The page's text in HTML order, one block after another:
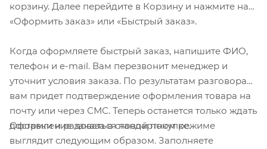
корзину. Далее перейдите в Корзину и нажмите на
«Оформить заказ» или «Быстрый заказ».
Когда оформляете быстрый заказ, напишите ФИО,
телефон и e-mail. Вам перезвонит менеджер и
уточнит условия заказа. По результатам разговора
вам придет подтверждение оформления товара на
почту или через СМС. Теперь останется только ждать
доставки и радоваться новой покупке.
Оформление заказа в стандартном режиме
выглядит следующим образом. Заполняете